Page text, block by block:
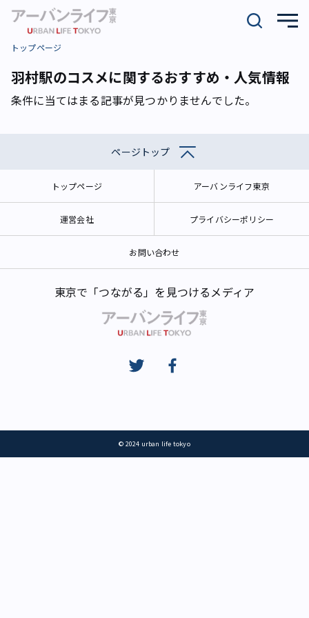
トップページ
羽村駅のコスメに関するおすすめ・人気情報
条件に当てはまる記事が見つかりませんでした。
ページトップ
トップページ アーバンライフ東京
運営会社 プライバシーポリシー
お問い合わせ
東京で「つながる」を見つけるメディア
© 2024 urban life tokyo